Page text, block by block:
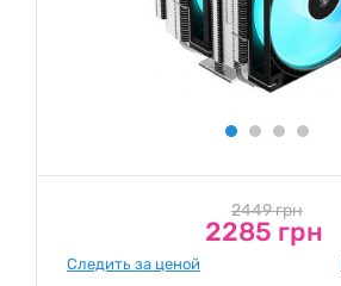
2449 грн
2285 грн
Следить за ценой